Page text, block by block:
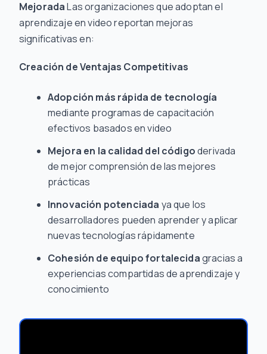
MejoradaLas organizaciones que adoptan el
aprendizaje en video reportan mejoras
significativas en:
Creación de Ventajas Competitivas
Adopción más rápida de tecnología
mediante programas de capacitación
efectivos basados en video
Mejora en la calidad del códigoderivada
de mejor comprensión de las mejores
prácticas
Innovación potenciada ya que los
desarrolladores pueden aprender y aplicar
nuevas tecnologías rápidamente
Cohesión de equipo fortalecidagracias a
experiencias compartidas de aprendizaje y
conocimiento